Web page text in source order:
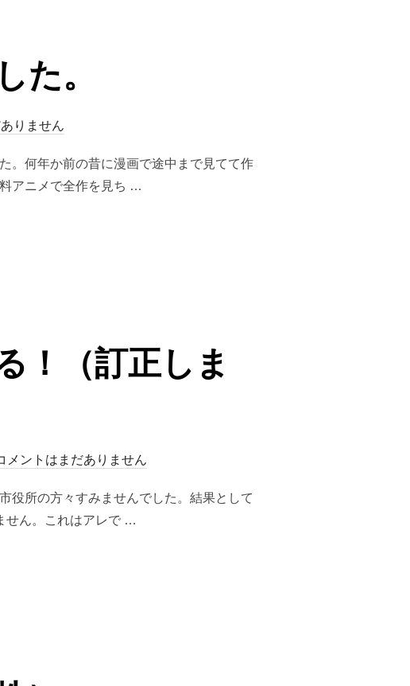
た。
りません
。何年か前の昔に漫画で途中まで見てて作
アニメで全作を見ち …
た。”
！（訂正しま
メントはまだありません
役所の方々すみませんでした。結果として
せん。これはアレで …
るすぎる！（訂正します）”